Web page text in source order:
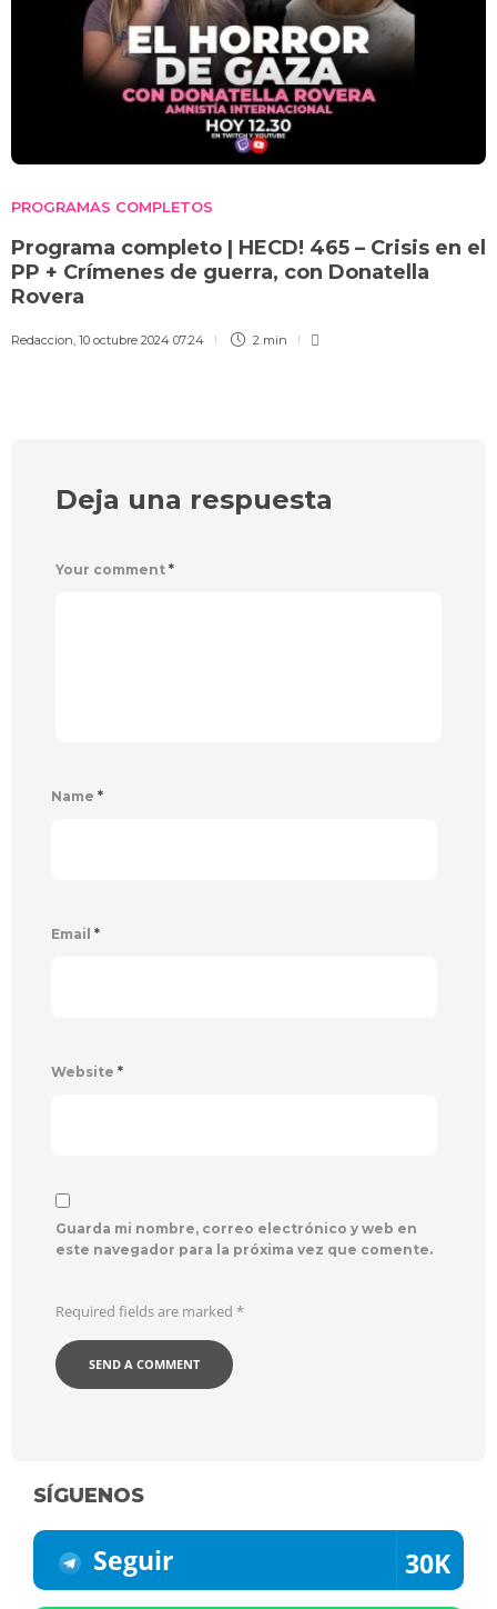
PROGRAMAS COMPLETOS
Programa completo | HECD! 465 – Crisis en el
PP + Crímenes de guerra, con Donatella
Rovera
Redaccion, 10 octubre 2024 07:24 2 min
Deja una respuesta
Your comment *
Name *
Email *
Website *
Guarda mi nombre, correo electrónico y web en
este navegador para la próxima vez que comente.
Required fields are marked *
SÍGUENOS
Seguir 30K